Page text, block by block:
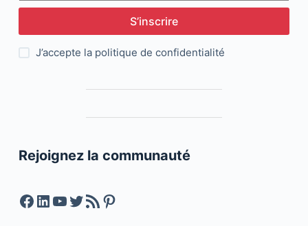
S’inscrire
J’accepte la politique de confidentialité
Rejoignez la communauté
Facebook
LinkedIn
YouTube
Twitter
Feed RSSPinterest